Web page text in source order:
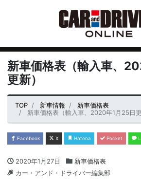
新車価格表（輸入車、
更新）
TOP 新車情報
新車価格表
新車価格表（輸入車、2020年1月25日更
Facebook X Hatena Pocket
2020年1月27日
新車価格表
カー・アンド・ドライバー編集部